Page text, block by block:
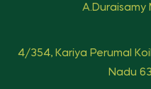
A.Duraisamy
4/354, Kariya Perumal
Nadu